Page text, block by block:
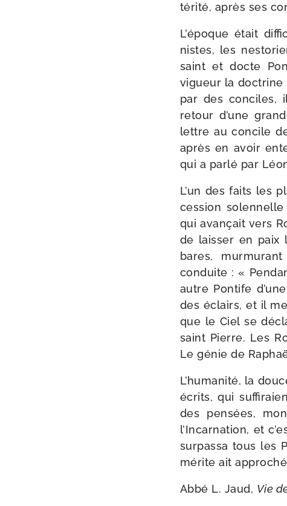
té­ri­té, après ses
L’époque était
nistes, les
saint et docte
vigueur la doc­trine
par des conciles,
retour d’une
lettre au concile
après en avoir
qui a par­lé par
L’un des faits les
ces­sion
qui avan­çait vers
de lais­ser en paix
bares,
conduite : «
autre Pontife
des éclairs, et il
que le Ciel se
saint Pierre. Les
Le génie de
L’humanité, la
écrits, qui
des pen­sées,
l’Incarnation, et
sur­pas­sa tous les
mérite ait
Abbé L. Jaud, Vie